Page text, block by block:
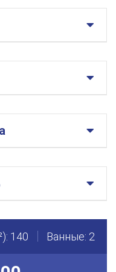
140 Ванные: 2